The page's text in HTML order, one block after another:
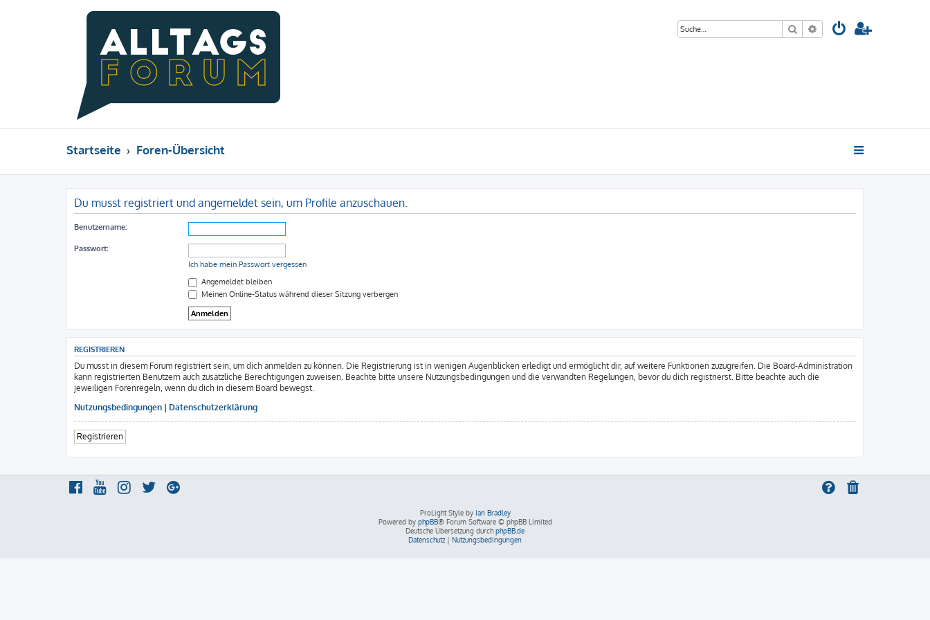
Suche Erweiterte Suche
Startseite Foren-Übersicht
Du musst registriert und angemeldet sein, um Profile anzuschauen.
Benutzername:
Passwort:
Ich habe mein Passwort vergessen
Angemeldet bleiben
Meinen Online-Status während dieser Sitzung verbergen
REGISTRIEREN
Du musst in diesem Forum registriert sein, um dich anmelden zu können. Die Registrierung ist in wenigen Augenblicken erledigt und ermöglicht dir, auf weitere Funktionen zuzugreifen. Die Board-Administration
kann registrierten Benutzern auch zusätzliche Berechtigungen zuweisen. Beachte bitte unsere Nutzungsbedingungen und die verwandten Regelungen, bevor du dich registrierst. Bitte beachte auch die
jeweiligen Forenregeln, wenn du dich in diesem Board bewegst.
Nutzungsbedingungen | Datenschutzerklärung
Registrieren
ProLight Style by Ian Bradley
Powered by phpBB® Forum Software © phpBB Limited
Deutsche Übersetzung durch phpBB.de
Datenschutz | Nutzungsbedingungen